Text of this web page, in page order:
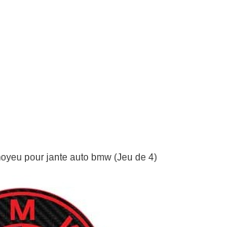
pour jante auto bmw (Jeu de 4)